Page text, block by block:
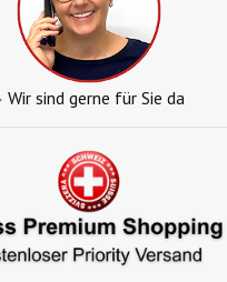
Wir sind gerne für Sie da